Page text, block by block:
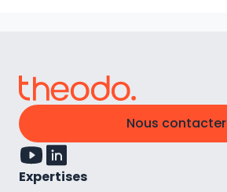
Nous contacter
Expertises